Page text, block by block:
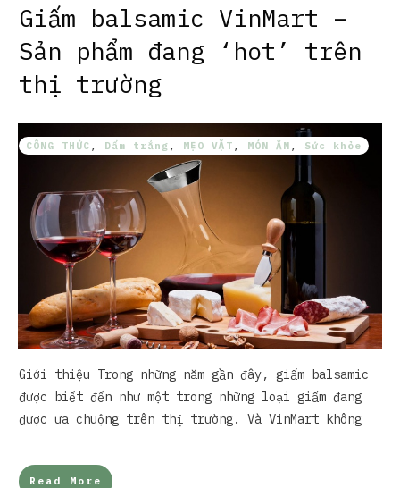
Giấm balsamic VinMart –
Sản phẩm đang ‘hot’ trên
thị trường
CÔNG THỨC Dấm trắng MẸO VẶT MÓN ĂN Sức khỏe
Giới thiệu Trong những năm gần đây, giấm balsamic
được biết đến như một trong những loại giấm đang
được ưa chuộng trên thị trường. Và VinMart không
Read More